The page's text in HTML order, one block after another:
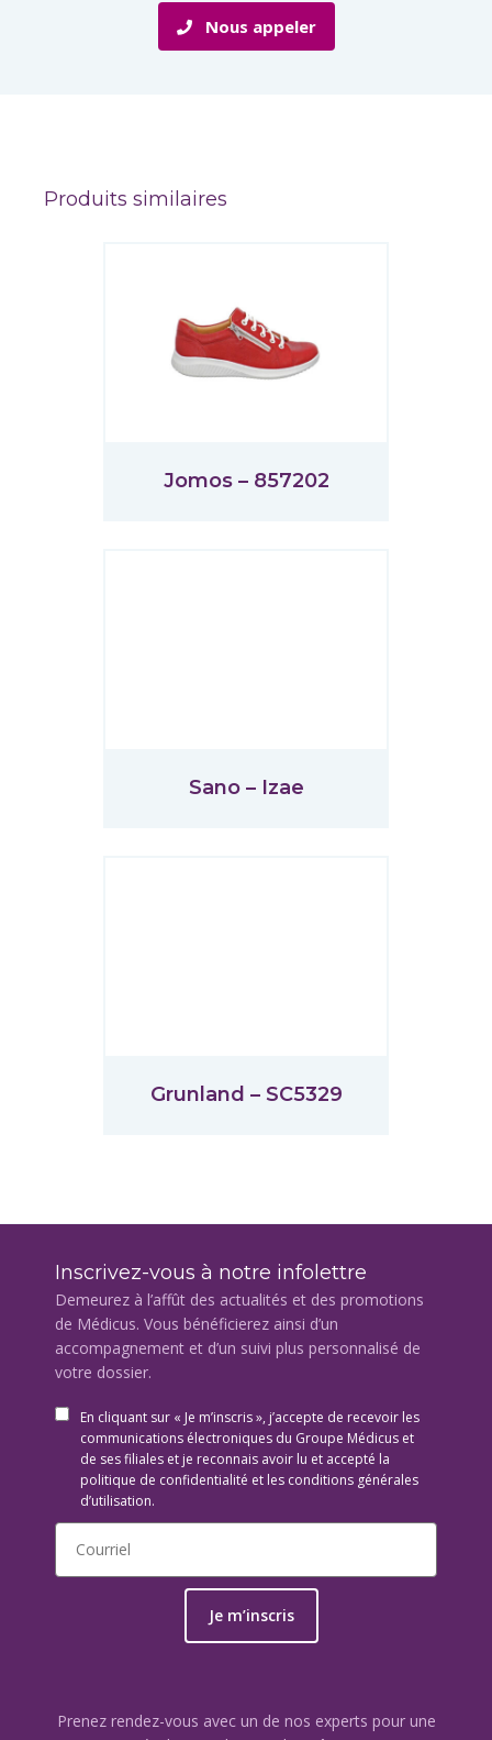
Nous appeler
Produits similaires
Jomos – 857202
Sano – Izae
Grunland – SC5329
Inscrivez-vous à notre infolettre
Demeurez à l’affût des actualités et des promotions
de Médicus. Vous bénéficierez ainsi d’un
accompagnement et d’un suivi plus personnalisé de
votre dossier.
En cliquant sur « Je m’inscris », j’accepte de recevoir les
communications électroniques du Groupe Médicus et
de ses filiales et je reconnais avoir lu et accepté la
politique de confidentialité et les conditions générales
d’utilisation.
Je m’inscris
Prenez rendez-vous avec un de nos experts pour une